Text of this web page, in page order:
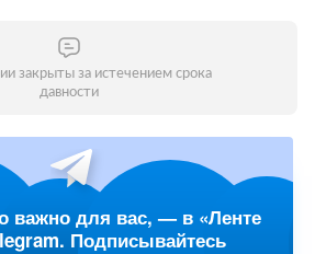
закрыты за истечением срока
давности
важно для вас, — в «Ленте
Подписывайтесь